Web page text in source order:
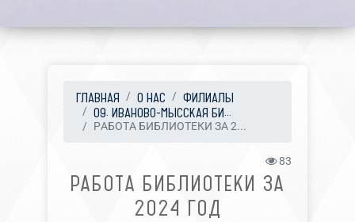
ГЛАВНАЯ О НАС
ФИЛИАЛЫ
09. ИВАНОВО-МЫССКАЯ БИ...
РАБОТА БИБЛИОТЕКИ ЗА 2...
83
РАБОТА БИБЛИОТЕКИ ЗА
2024 ГОД